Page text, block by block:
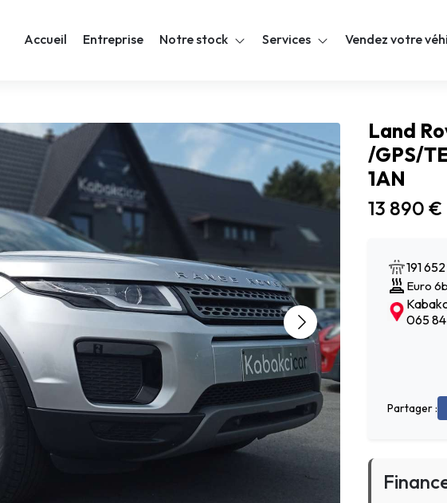
Accueil Entreprise Notre stock Services Vendez votre
Land
/GPS/
1AN
13 890 €
191
Euro
065
Partager :